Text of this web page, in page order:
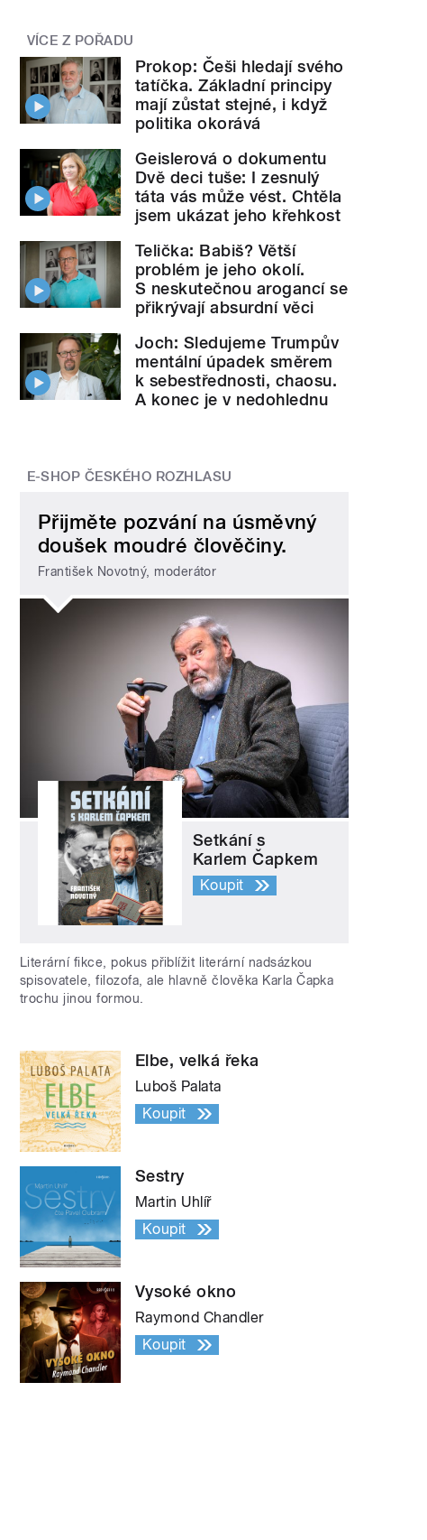
VÍCE Z POŘADU
Prokop: Češi hledají svého
tatíčka. Základní principy
mají zůstat stejné, i když
politika okorává
Geislerová o dokumentu
Dvě deci tuše: I zesnulý
táta vás může vést. Chtěla
jsem ukázat jeho křehkost
Telička: Babiš? Větší
problém je jeho okolí.
S neskutečnou arogancí se
přikrývají absurdní věci
Joch: Sledujeme Trumpův
mentální úpadek směrem
k sebestřednosti, chaosu.
A konec je v nedohlednu
E-SHOP ČESKÉHO ROZHLASU
Přijměte pozvání na úsměvný
doušek moudré člověčiny.
František Novotný, moderátor
Setkání s
Karlem Čapkem
Koupit
Literární fikce, pokus přiblížit literární nadsázkou
spisovatele, filozofa, ale hlavně člověka Karla Čapka
trochu jinou formou.
Elbe, velká řeka
Luboš Palata
Koupit
Sestry
Martin Uhlíř
Koupit
Vysoké okno
Raymond Chandler
Koupit